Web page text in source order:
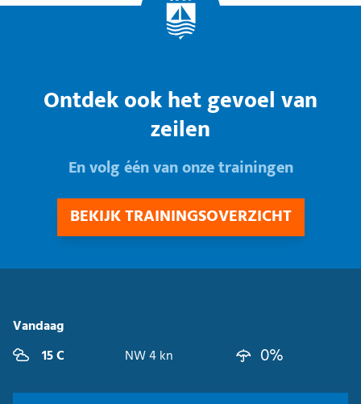
Ontdek ook het gevoel van
zeilen
En volg één van onze trainingen
BEKIJK TRAININGSOVERZICHT
Vandaag
15 C
NW 4 kn 0%